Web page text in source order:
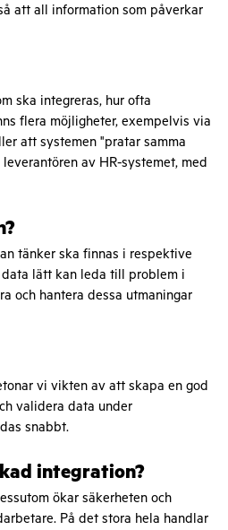
att all information som påverkar
ska integreras, hur ofta
flera möjligheter, exempelvis via
att systemen "pratar samma
av HR-systemet, med
tänker ska finnas i respektive
lätt kan leda till problem i
och hantera dessa utmaningar
vi vikten av att skapa en god
validera data under
snabbt.
integration?
ökar säkerheten och
På det stora hela handlar